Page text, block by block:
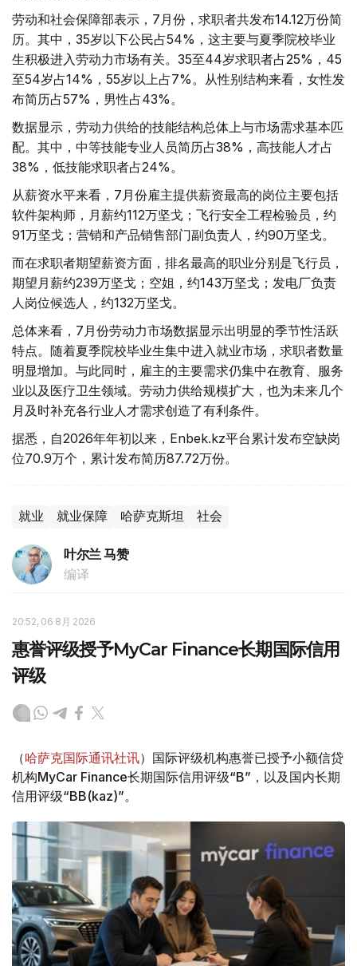
劳动和社会保障部表示，7月份，求职者共发布14.12万份简
历。其中，35岁以下公民占54%，这主要与夏季院校毕业
生积极进入劳动力市场有关。35至44岁求职者占25%，45
至54岁占14%，55岁以上占7%。从性别结构来看，女性发
布简历占57%，男性占43%。
数据显示，劳动力供给的技能结构总体上与市场需求基本匹
配。其中，中等技能专业人员简历占38%，高技能人才占
38%，低技能求职者占24%。
从薪资水平来看，7月份雇主提供薪资最高的岗位主要包括
软件架构师，月薪约112万坚戈；飞行安全工程检验员，约
91万坚戈；营销和产品销售部门副负责人，约90万坚戈。
而在求职者期望薪资方面，排名最高的职业分别是飞行员，
期望月薪约239万坚戈；空姐，约143万坚戈；发电厂负责
人岗位候选人，约132万坚戈。
总体来看，7月份劳动力市场数据显示出明显的季节性活跃
特点。随着夏季院校毕业生集中进入就业市场，求职者数量
明显增加。与此同时，雇主的主要需求仍集中在教育、服务
业以及医疗卫生领域。劳动力供给规模扩大，也为未来几个
月及时补充各行业人才需求创造了有利条件。
据悉，自2026年年初以来，Enbek.kz平台累计发布空缺岗
位70.9万个，累计发布简历87.72万份。
就业 就业保障 哈萨克斯坦 社会
叶尔兰 马赞
编译
20:52, 06 8月 2026
惠誉评级授予MyCar Finance长期国际信用
评级
（哈萨克国际通讯社讯）国际评级机构惠誉已授予小额信贷
机构MyCar Finance长期国际信用评级“B”，以及国内长期
信用评级“BB(kaz)”。